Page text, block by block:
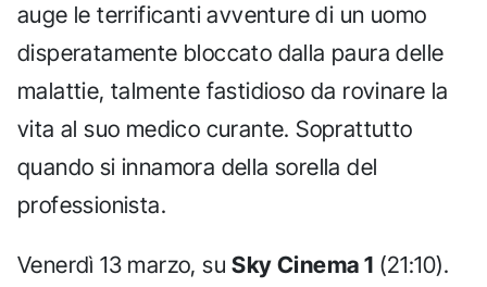
auge le terrificanti avventure di un uomo
disperatamente bloccato dalla paura delle
malattie, talmente fastidioso da rovinare la
vita al suo medico curante. Soprattutto
quando si innamora della sorella del
professionista.
Venerdì 13 marzo, suSky Cinema 1 (21:10).